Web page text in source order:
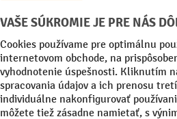
áno
2,1 m
Držadlo s obdĺžnikovým prierezom